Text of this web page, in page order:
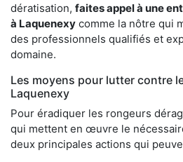
dératisation, faites appel à une
à Laquenexy comme la nôtre qui
des professionnels qualifiés et
domaine.
Les moyens pour lutter contre
Laquenexy
Pour éradiquer les rongeurs
qui mettent en œuvre le
deux principales actions qui